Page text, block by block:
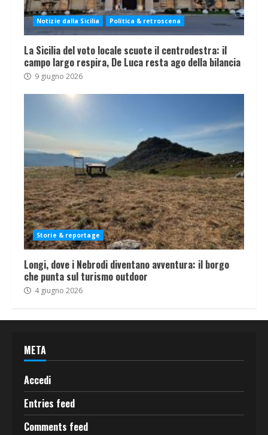
Notizie dalla Sicilia Politica & retroscena
La Sicilia del voto locale scuote il centrodestra: il
campo largo respira, De Luca resta ago della bilancia
9 giugno 2026
Storie & reportage
Longi, dove i Nebrodi diventano avventura: il borgo
che punta sul turismo outdoor
4 giugno 2026
META
Accedi
Entries feed
Comments feed